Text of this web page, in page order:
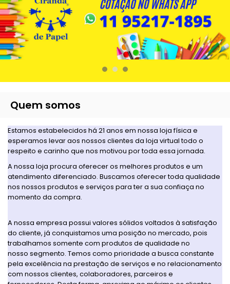
Quem somos
Estamos estabelecidos há 21 anos em nossa loja física e
esperamos levar aos nossos clientes da loja virtual todo o
respeito e carinho que nos motivou por toda essa jornada.
A nossa loja procura oferecer os melhores produtos e um
atendimento diferenciado. Buscamos oferecer toda qualidade
nos nossos produtos e serviços para ter a sua confiaça no
momento da compra.
A nossa empresa possui valores sólidos voltados à satisfação
do cliente, já conquistamos uma posição no mercado, pois
trabalhamos somente com produtos de qualidade no
nosso segmento. Temos como prioridade a busca constante
pela excelência na prestação de serviços e no relacionamento
com nossos clientes, colaboradores, parceiros e